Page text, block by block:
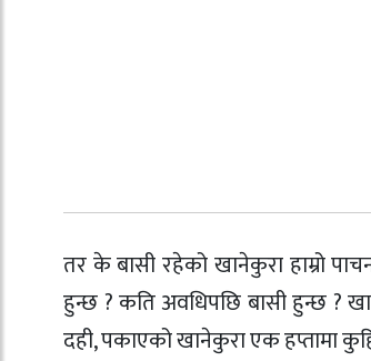
तर के बासी रहेको खानेकुरा हाम्रो
हुन्छ ? कति अवधिपछि बासी हुन्छ ?
दही, पकाएको खानेकुरा एक हप्तामा